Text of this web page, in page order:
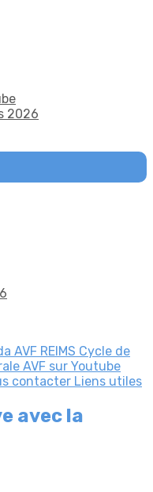
2026
AVF REIMS Cycle de
AVF sur Youtube
contacter Liens utiles
avec la